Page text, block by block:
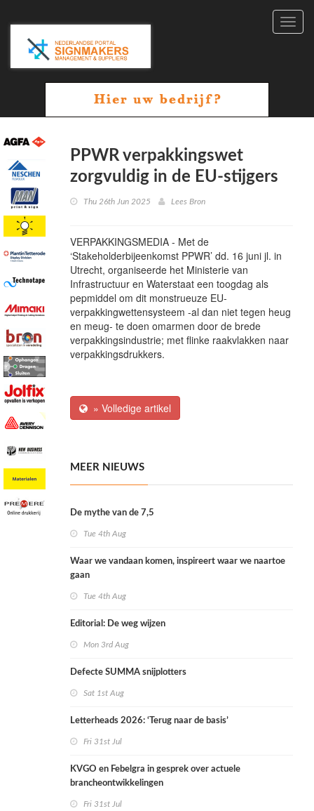
PPWR verpakkingswet
zorgvuldig in de EU-stijgers
Thu 26th Jun 2025 Lees Bron
VERPAKKINGSMEDIA - Met de
‘Stakeholderbijeenkomst PPWR’ dd. 16 juni jl. in
Utrecht, organiseerde het Ministerie van
Infrastructuur en Waterstaat een toogdag als
pepmiddel om dit monstrueuze EU-
verpakkingwettensysteem -al dan niet tegen heug
en meug- te doen omarmen door de brede
verpakkingsindustrie; met flinke raakvlakken naar
verpakkingsdrukkers.
» Volledige artikel
MEER NIEUWS
De mythe van de 7,5
Tue 4th Aug
Waar we vandaan komen, inspireert waar we naartoe
gaan
Tue 4th Aug
Editorial: De weg wijzen
Mon 3rd Aug
Defecte SUMMA snijplotters
Sat 1st Aug
Letterheads 2026: ‘Terug naar de basis’
Fri 31st Jul
KVGO en Febelgra in gesprek over actuele
brancheontwikkelingen
Fri 31st Jul